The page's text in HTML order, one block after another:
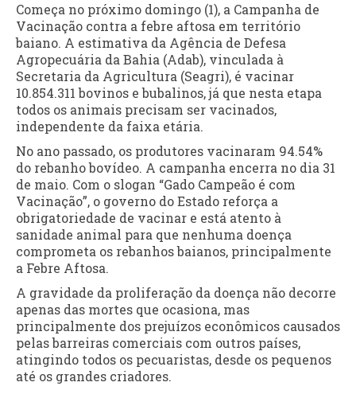
Começa no próximo domingo (1), a Campanha de
Vacinação contra a febre aftosa em território
baiano. A estimativa da Agência de Defesa
Agropecuária da Bahia (Adab), vinculada à
Secretaria da Agricultura (Seagri), é vacinar
10.854.311 bovinos e bubalinos, já que nesta etapa
todos os animais precisam ser vacinados,
independente da faixa etária.
No ano passado, os produtores vacinaram 94.54%
do rebanho bovídeo. A campanha encerra no dia 31
de maio. Com o slogan “Gado Campeão é com
Vacinação”, o governo do Estado reforça a
obrigatoriedade de vacinar e está atento à
sanidade animal para que nenhuma doença
comprometa os rebanhos baianos, principalmente
a Febre Aftosa.
A gravidade da proliferação da doença não decorre
apenas das mortes que ocasiona, mas
principalmente dos prejuízos econômicos causados
pelas barreiras comerciais com outros países,
atingindo todos os pecuaristas, desde os pequenos
até os grandes criadores.